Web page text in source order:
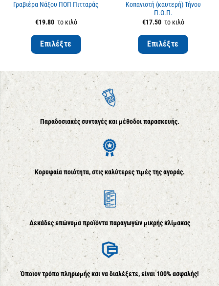
Γραβιέρα Νάξου ΠΟΠ Πιτταράς
€19.80το κιλό
Επιλέξτε
Κοπανιστή (καυτερή) Τήνου
Π.Ο.Π.
€17.50το κιλό
Επιλέξτε
Παραδοσιακές συνταγές και μέθοδοι παρασκευής.
Κορυφαία ποιότητα, στις καλύτερες τιμές της αγοράς.
Δεκάδες επώνυμα προϊόντα παραγωγών μικρής κλίμακας
Όποιον τρόπο πληρωμής και να διαλέξετε, είναι 100% ασφαλής!